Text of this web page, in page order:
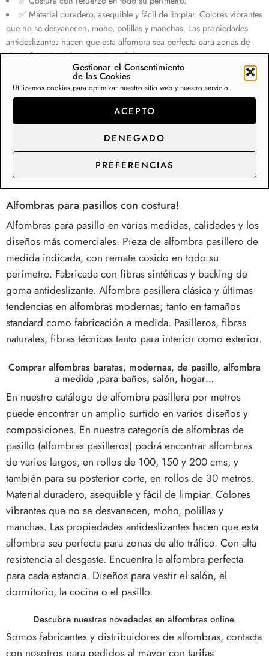
Gestionar el Consentimiento
de las Cookies
Utilizamos cookies para optimizar nuestro sitio web y nuestro servicio.
ACEPTO
DENEGADO
PREFERENCIAS
✅ Material duradero, asequible y fácil de limpiar. Colores vibrantes
que no se desvanecen, moho, polillas y manchas. Las propiedades
antideslizantes hacen que esta alfombra sea perfecta para zonas de
alto tráfico. Con alta resistencia al desgaste.
✅ Esta alfombra tiene la certificación Oeko-Tex Standard 100, que
garantiza la seguridad de su familia.
Información adicional
Alfombras para pasillos con costura!
Alfombras para pasillo en varias medidas, calidades y los
diseños más comerciales. Pieza de alfombra pasillero de
medida indicada, con remate cosido en todo su
perímetro. Fabricada con fibras sintéticas y backing de
goma antideslizante. Alfombra pasillera clásica y últimas
tendencias en alfombras modernas; tanto en tamaños
standard como fabricación a medida. Pasilleros, fibras
naturales, fibras técnicas tanto para interior como exterior.
Comprar alfombras baratas, modernas, de pasillo, alfombra
a medida ,para baños, salón, hogar…
En nuestro catálogo de alfombra pasillera por metros
puede encontrar un amplio surtido en varios diseños y
composiciones. En nuestra categoría de alfombras de
pasillo (alfombras pasilleros) podrá encontrar alfombras
de varios largos, en rollos de 100, 150 y 200 cms, y
también para su posterior corte, en rollos de 30 metros.
Material duradero, asequible y fácil de limpiar. Colores
vibrantes que no se desvanecen, moho, polillas y
manchas. Las propiedades antideslizantes hacen que esta
alfombra sea perfecta para zonas de alto tráfico. Con alta
resistencia al desgaste. Encuentra la alfombra perfecta
para cada estancia. Diseños para vestir el salón, el
dormitorio, la cocina o el pasillo.
Descubre nuestras novedades en alfombras online.
Somos fabricantes y distribuidores de alfombras, contacta